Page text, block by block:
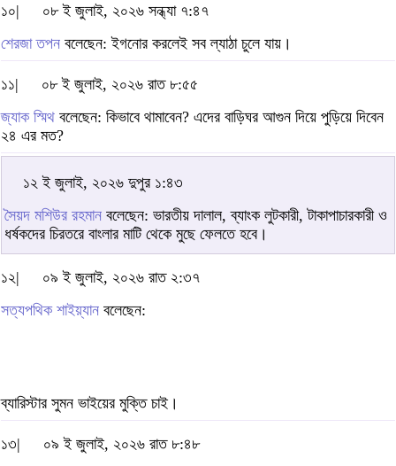
১০|
০৮ ই জুলাই, ২০২৬ সন্ধ্যা ৭:৪৭
শেরজা তপন বলেছেন: ইগনোর করলেই সব ল্যাঠা চুলে যায়।
১১|
০৮ ই জুলাই, ২০২৬ রাত ৮:৫৫
জ্যাক স্মিথ বলেছেন: কিভাবে থামাবেন? এদের বাড়িঘর আগুন দিয়ে পুড়িয়ে দিবেন
২৪ এর মত?
১২ ই জুলাই, ২০২৬ দুপুর ১:৪৩
সৈয়দ মশিউর রহমান বলেছেন: ভারতীয় দালাল, ব্যাংক লুটকারী, টাকাপাচারকারী ও
ধর্ষকদের চিরতরে বাংলার মাটি থেকে মুছে ফেলতে হবে।
১২|
০৯ ই জুলাই, ২০২৬ রাত ২:৩৭
সত্যপথিক শাইয়্যান বলেছেন:
ব্যারিস্টার সুমন ভাইয়ের মুক্তি চাই।
১৩|
০৯ ই জুলাই, ২০২৬ রাত ৮:৪৮